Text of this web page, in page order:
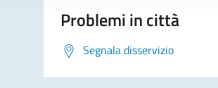
Problemi in città
Segnala disservizio